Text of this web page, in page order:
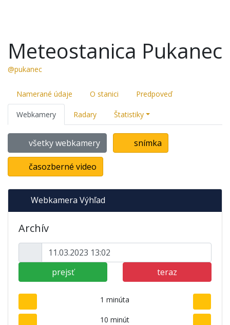
Meteostanica Pukanec
@pukanec
Namerané údaje O stanici Predpoveď
Webkamery Radary Štatistiky
všetky webkamery snímka
časozberné video
Webkamera Výhľad
Archív
prejsť teraz
1 minúta
10 minút